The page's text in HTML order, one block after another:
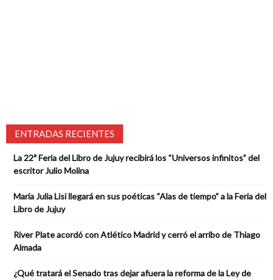
ENTRADAS RECIENTES
La 22ª Feria del Libro de Jujuy recibirá los “Universos infinitos” del
escritor Julio Molina
María Julia Lisi llegará en sus poéticas “Alas de tiempo” a la Feria del
Libro de Jujuy
River Plate acordó con Atlético Madrid y cerró el arribo de Thiago
Almada
¿Qué tratará el Senado tras dejar afuera la reforma de la Ley de